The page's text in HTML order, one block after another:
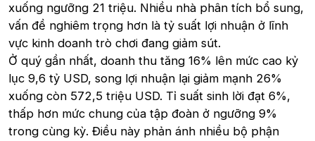
xuống ngưỡng 21 triệu. Nhiều nhà phân tích bổ sung,
vấn đề nghiêm trọng hơn là tỷ suất lợi nhuận ở lĩnh
vực kinh doanh trò chơi đang giảm sút.
Ở quý gần nhất, doanh thu tăng 16% lên mức cao kỷ
lục 9,6 tỷ USD, song lợi nhuận lại giảm mạnh 26%
xuống còn 572,5 triệu USD. Tỉ suất sinh lời đạt 6%,
thấp hơn mức chung của tập đoàn ở ngưỡng 9%
trong cùng kỳ. Điều này phản ánh nhiều bộ phận